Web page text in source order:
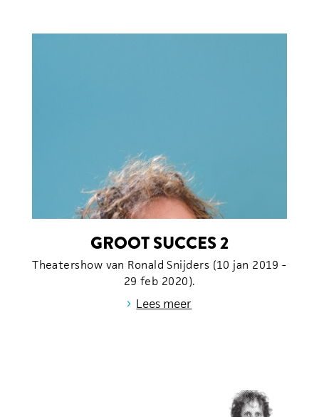
GROOT SUCCES 2
Theatershow van Ronald Snijders (10 jan 2019 -
29 feb 2020).
› Lees meer